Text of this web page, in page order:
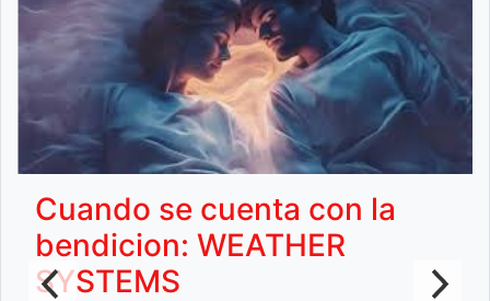
Cuando se cuenta con la
bendicion: WEATHER
SYSTEMS